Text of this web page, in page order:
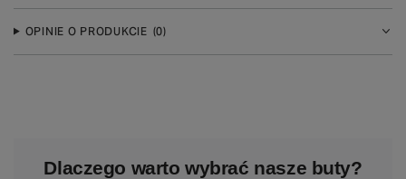
OPINIE O PRODUKCIE (0)
Dlaczego warto wybrać nasze buty?